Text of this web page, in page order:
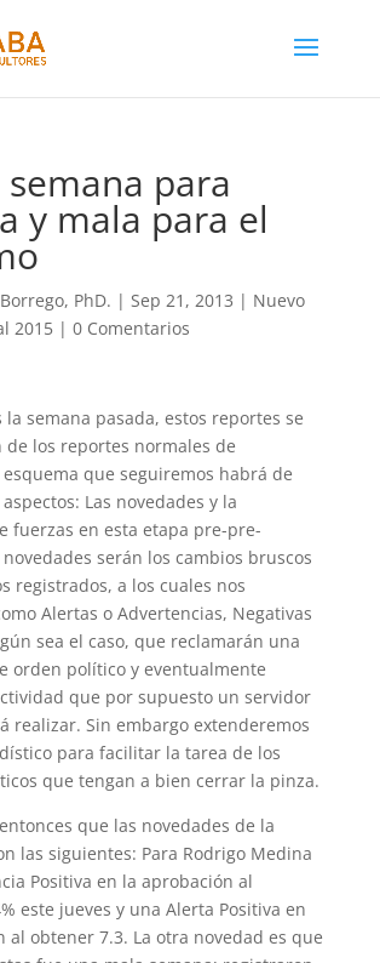
semana para
y mala para el
PhD. | Sep 21, 2013 | Nuevo
2015| 0 Comentarios
la semana pasada, estos reportes se
los reportes normales de
esquema que seguiremos habrá de
Las novedades y la
fuerzas en esta etapa pre-pre-
serán los cambios bruscos
registrados, a los cuales nos
Alertas o Advertencias, Negativas
sea el caso, que reclamarán una
orden político y eventualmente
que por supuesto un servidor
realizar. Sin embargo extenderemos
para facilitar la tarea de los
que tengan a bien cerrar la pinza.
que las novedades de la
las siguientes: Para Rodrigo Medina
Positiva en la aprobación al
este jueves y una Alerta Positiva en
al obtener 7.3. La otra novedad es que